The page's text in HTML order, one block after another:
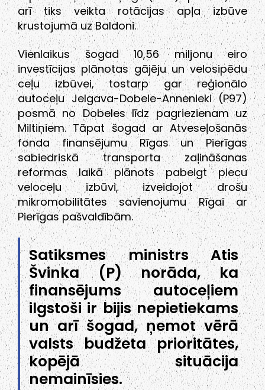
arī tiks veikta rotācijas apļa izbūve
krustojumā uz Baldoni.
Vienlaikus šogad 10,56 miljonu eiro
investīcijas plānotas gājēju un velosipēdu
ceļu izbūvei, tostarp gar reģionālo
autoceļu Jelgava-Dobele-Annenieki (P97)
posmā no Dobeles līdz pagriezienam uz
Miltiņiem. Tāpat šogad ar Atveseļošanās
fonda finansējumu Rīgas un Pierīgas
sabiedriskā transporta zaļināšanas
reformas laikā plānots pabeigt piecu
veloceļu izbūvi, izveidojot drošu
mikromobilitātes savienojumu Rīgai ar
Pierīgas pašvaldībām.
Satiksmes ministrs Atis
Švinka (P) norāda, ka
finansējums autoceļiem
ilgstoši ir bijis nepietiekams
un arī šogad, ņemot vērā
valsts budžeta prioritātes,
kopējā situācija
nemainīsies.